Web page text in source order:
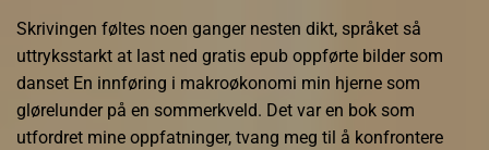
Skrivingen føltes noen ganger nesten dikt, språket så
uttryksstarkt at last ned gratis epub oppførte bilder som
danset En innføring i makroøkonomi min hjerne som
glørelunder på en sommerkveld. Det var en bok som
utfordret mine oppfatninger, tvang meg til å konfrontere